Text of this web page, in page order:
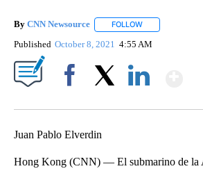
By CNN Newsource FOLLOW
Published October 8, 2021 4:55 AM
Juan Pablo Elverdin
Hong Kong (CNN) — El submarino de la